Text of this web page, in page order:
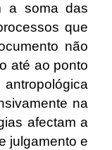
a soma das
que
não
até ao ponto
na
afectam a
julgamento e